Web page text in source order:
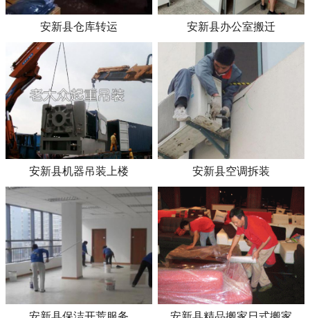
安新县仓库转运 安新县办公室搬迁
安新县机器吊装上楼 安新县空调拆装